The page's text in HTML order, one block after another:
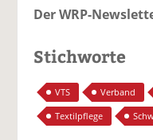
Der WRP-
Stichworte
VTS Verband
Textilpflege